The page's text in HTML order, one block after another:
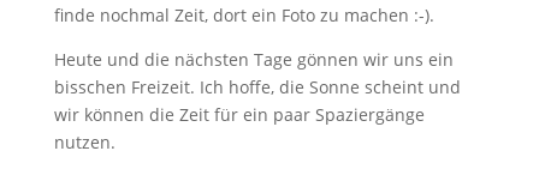
finde nochmal Zeit, dort ein Foto zu machen :-).
Heute und die nächsten Tage gönnen wir uns ein
bisschen Freizeit. Ich hoffe, die Sonne scheint und
wir können die Zeit für ein paar Spaziergänge
nutzen.